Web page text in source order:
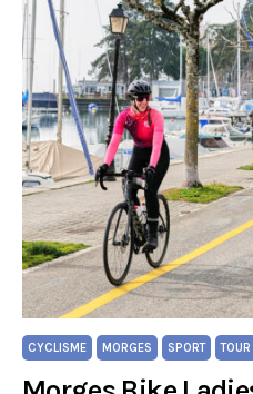
CYCLISME MORGES SPORT